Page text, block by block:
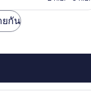
ยกัน